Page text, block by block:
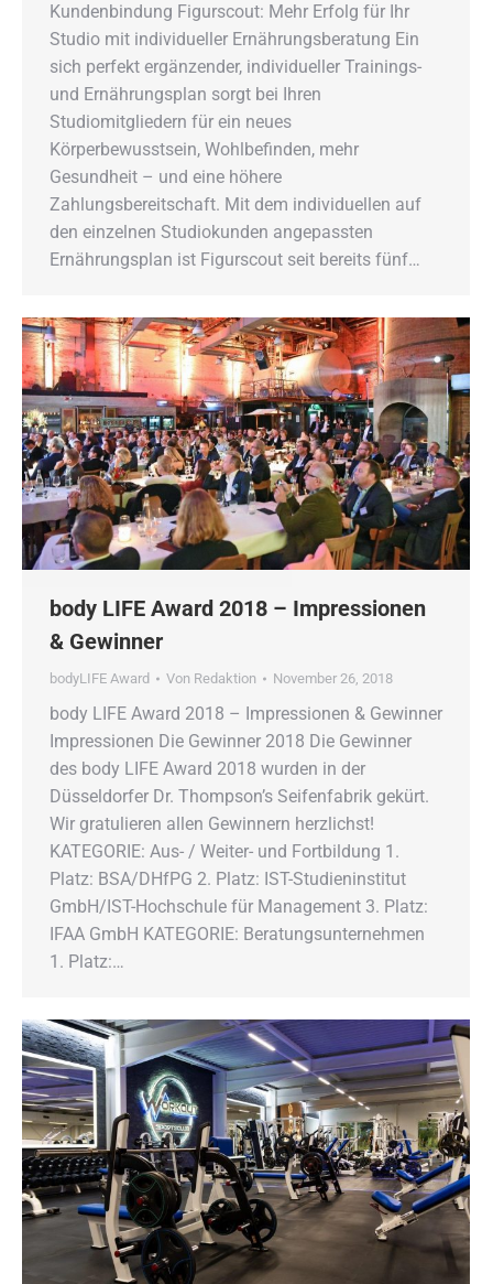
Kundenbindung Figurscout: Mehr Erfolg für Ihr
Studio mit individueller Ernährungsberatung Ein
sich perfekt ergänzender, individueller Trainings-
und Ernährungsplan sorgt bei Ihren
Studiomitgliedern für ein neues
Körperbewusstsein, Wohlbefinden, mehr
Gesundheit – und eine höhere
Zahlungsbereitschaft. Mit dem individuellen auf
den einzelnen Studiokunden angepassten
Ernährungsplan ist Figurscout seit bereits fünf…
body LIFE Award 2018 – Impressionen
& Gewinner
bodyLIFE Award Von Redaktion November 26, 2018
body LIFE Award 2018 – Impressionen & Gewinner
Impressionen Die Gewinner 2018 Die Gewinner
des body LIFE Award 2018 wurden in der
Düsseldorfer Dr. Thompson’s Seifenfabrik gekürt.
Wir gratulieren allen Gewinnern herzlichst!
KATEGORIE: Aus- / Weiter- und Fortbildung 1.
Platz: BSA/DHfPG 2. Platz: IST-Studieninstitut
GmbH/IST-Hochschule für Management 3. Platz:
IFAA GmbH KATEGORIE: Beratungsunternehmen
1. Platz:…